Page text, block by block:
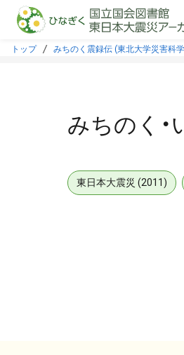
本文に飛ぶ
トップ みちのく震録伝 (東北大学災害科
みちのく
東日本大震災 (2011)